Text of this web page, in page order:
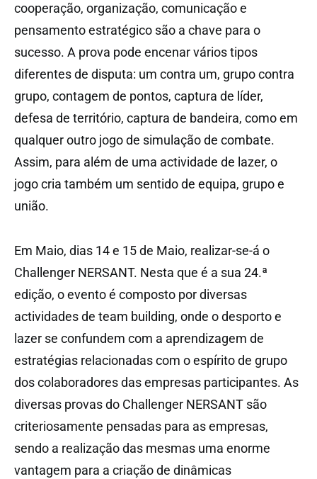
cooperação, organização, comunicação e
pensamento estratégico são a chave para o
sucesso. A prova pode encenar vários tipos
diferentes de disputa: um contra um, grupo contra
grupo, contagem de pontos, captura de líder,
defesa de território, captura de bandeira, como em
qualquer outro jogo de simulação de combate.
Assim, para além de uma actividade de lazer, o
jogo cria também um sentido de equipa, grupo e
união.
Em Maio, dias 14 e 15 de Maio, realizar-se-á o
Challenger NERSANT. Nesta que é a sua 24.ª
edição, o evento é composto por diversas
actividades de team building, onde o desporto e
lazer se confundem com a aprendizagem de
estratégias relacionadas com o espírito de grupo
dos colaboradores das empresas participantes. As
diversas provas do Challenger NERSANT são
criteriosamente pensadas para as empresas,
sendo a realização das mesmas uma enorme
vantagem para a criação de dinâmicas